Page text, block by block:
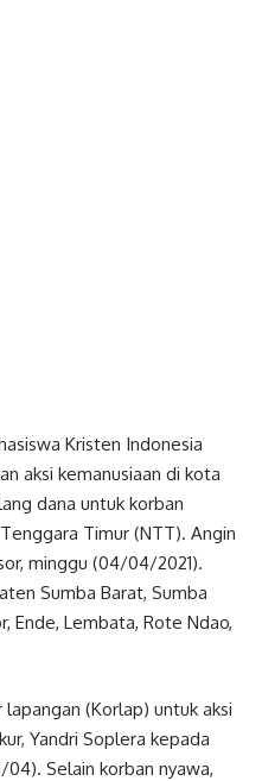
Kristen Indonesia
aksi kemanusiaan di kota
dana untuk korban
Timur (NTT). Angin
minggu (04/04/2021).
Sumba Barat, Sumba
Ende, Lembata, Rote Ndao,
(Korlap) untuk aksi
Yandri Soplera kepada
Selain korban nyawa,